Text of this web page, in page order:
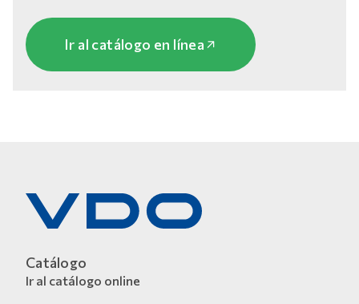
Ir al catálogo en línea
Catálogo
Ir al catálogo online